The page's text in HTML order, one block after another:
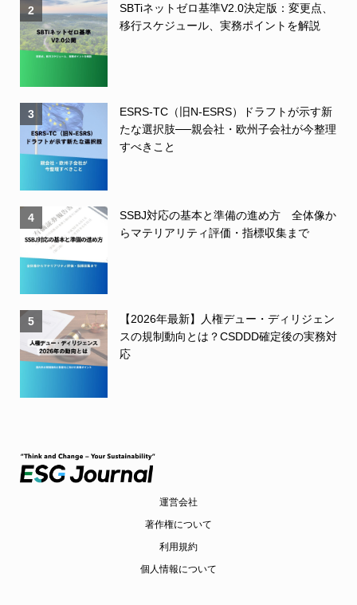
2
SBTiネットゼロ基準V2.0決定版：変更点、
移行スケジュール、実務ポイントを解説
3
ESRS-TC（旧N-ESRS）ドラフトが示す新
たな選択肢──親会社・欧州子会社が今整理
すべきこと
4
SSBJ対応の基本と準備の進め方 全体像か
らマテリアリティ評価・指標収集まで
5
【2026年最新】人権デュー・ディリジェン
スの規制動向とは？CSDDD確定後の実務対
応
運営会社
著作権について
利用規約
個人情報について